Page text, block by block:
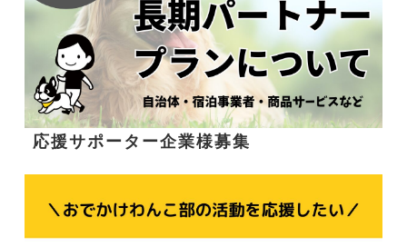
応援サポーター企業様募集